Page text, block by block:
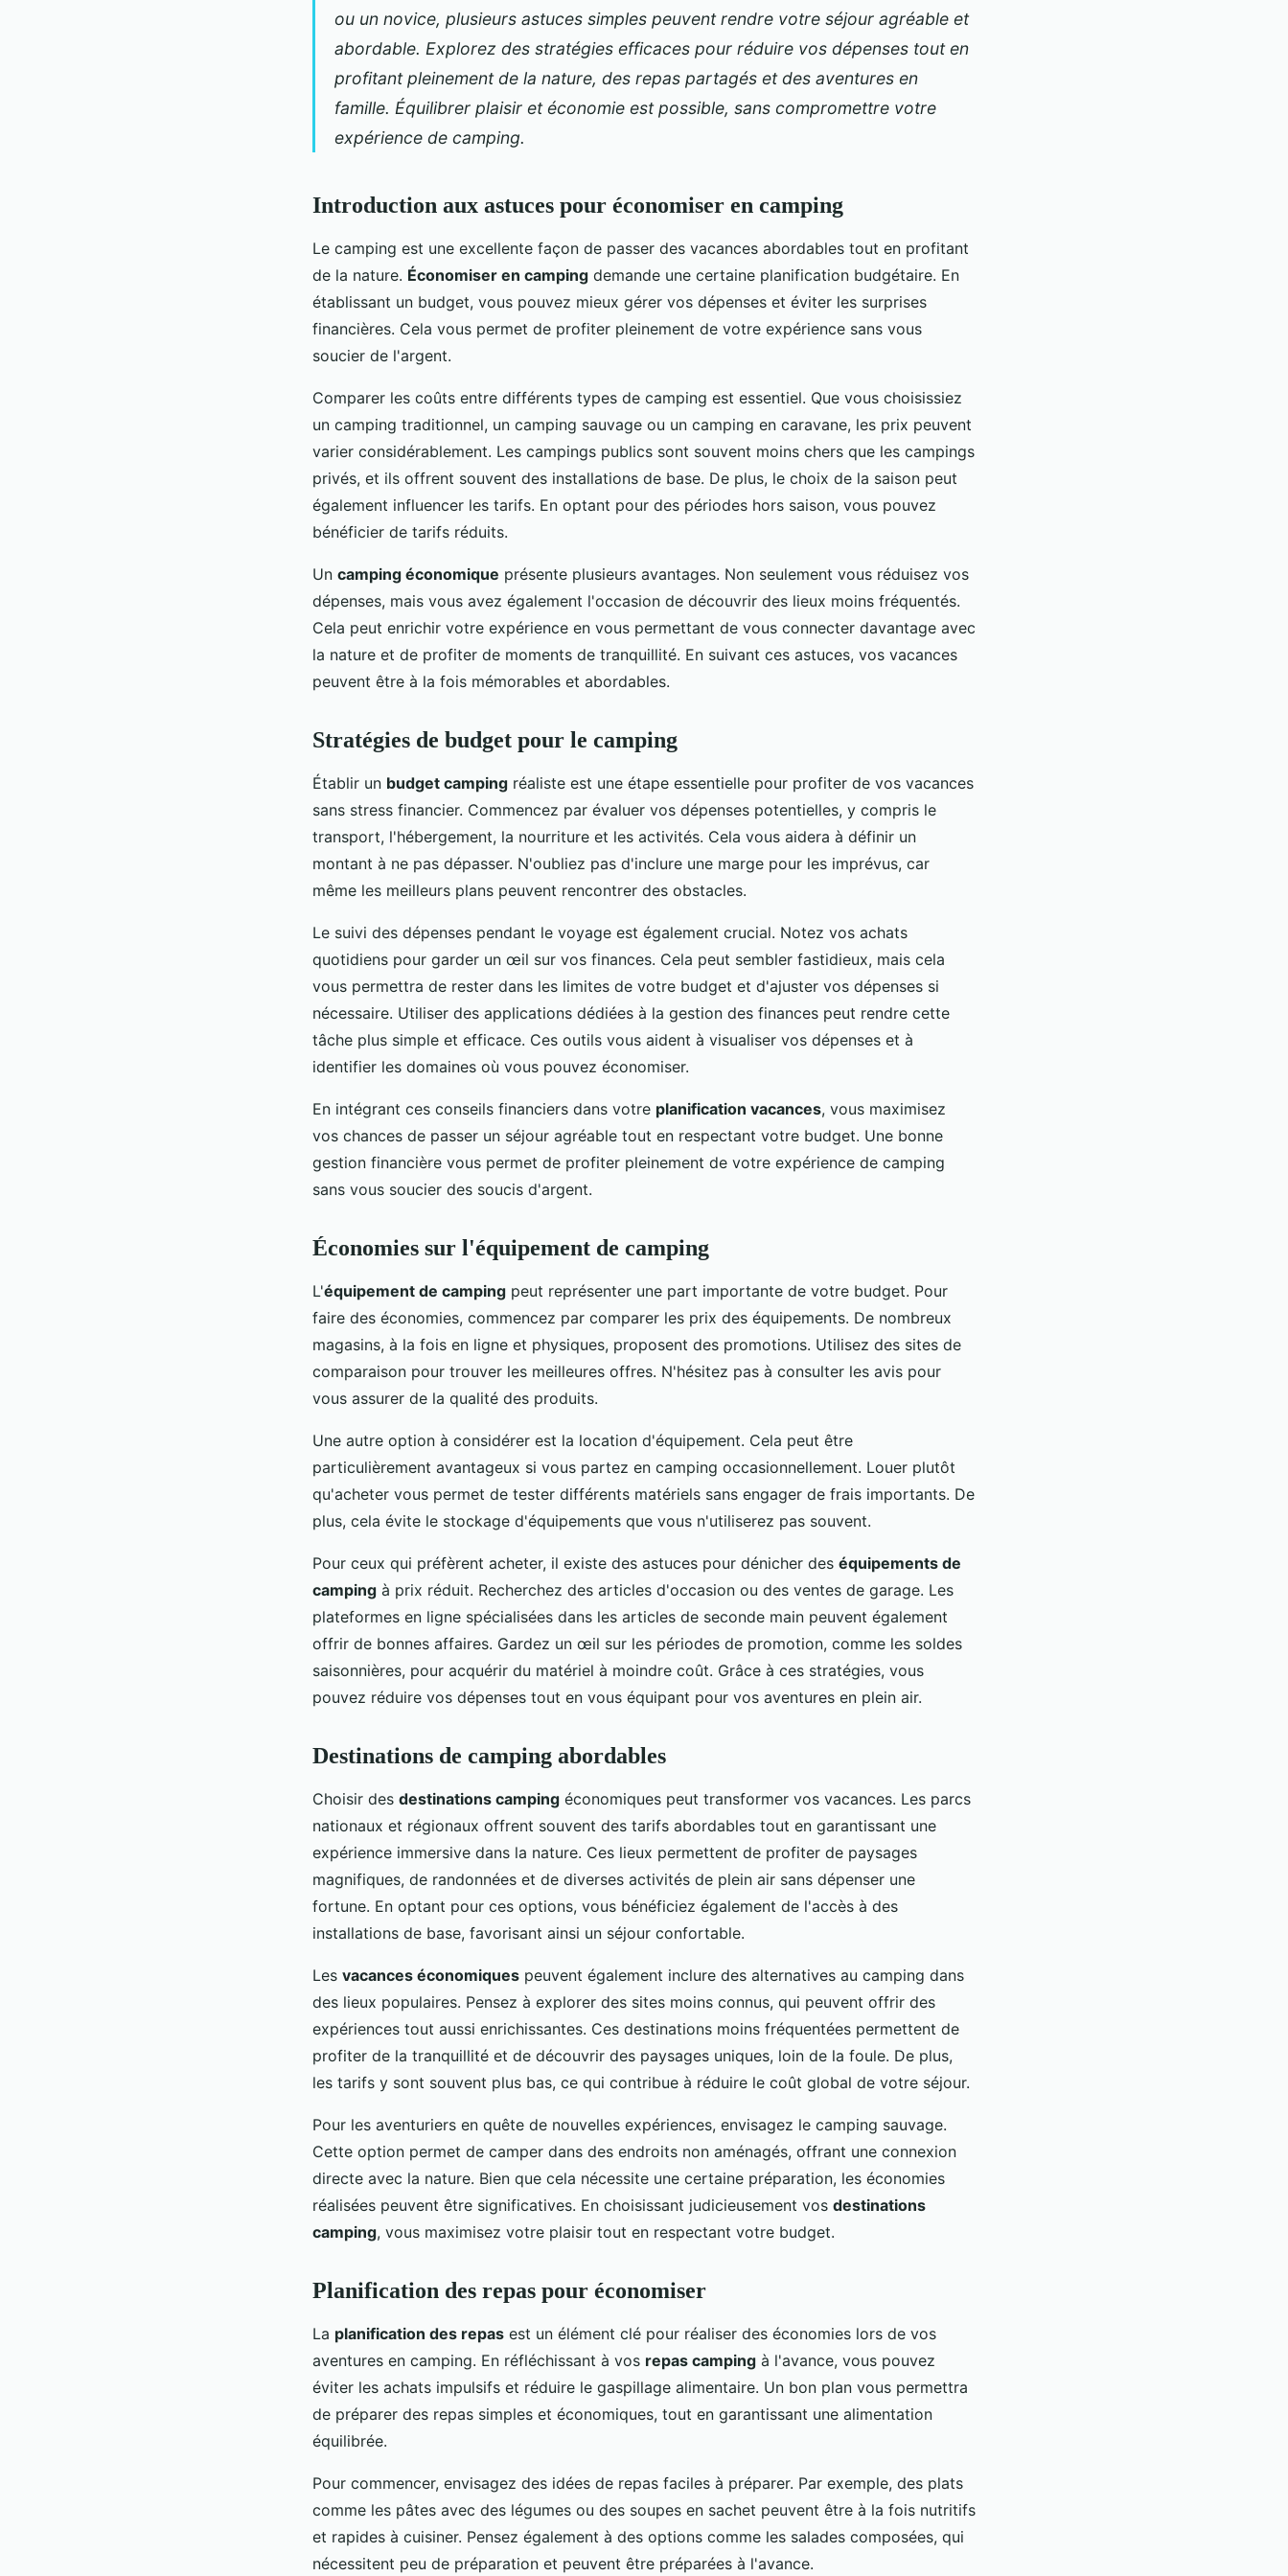
ou un novice, plusieurs astuces simples peuvent rendre votre séjour agréable et
abordable. Explorez des stratégies efficaces pour réduire vos dépenses tout en
profitant pleinement de la nature, des repas partagés et des aventures en
famille. Équilibrer plaisir et économie est possible, sans compromettre votre
expérience de camping.
Introduction aux astuces pour économiser en camping
Le camping est une excellente façon de passer des vacances abordables tout en profitant
de la nature. Économiser en camping demande une certaine planification budgétaire. En
établissant un budget, vous pouvez mieux gérer vos dépenses et éviter les surprises
financières. Cela vous permet de profiter pleinement de votre expérience sans vous
soucier de l'argent.
Comparer les coûts entre différents types de camping est essentiel. Que vous choisissiez
un camping traditionnel, un camping sauvage ou un camping en caravane, les prix peuvent
varier considérablement. Les campings publics sont souvent moins chers que les campings
privés, et ils offrent souvent des installations de base. De plus, le choix de la saison peut
également influencer les tarifs. En optant pour des périodes hors saison, vous pouvez
bénéficier de tarifs réduits.
Un camping économique présente plusieurs avantages. Non seulement vous réduisez vos
dépenses, mais vous avez également l'occasion de découvrir des lieux moins fréquentés.
Cela peut enrichir votre expérience en vous permettant de vous connecter davantage avec
la nature et de profiter de moments de tranquillité. En suivant ces astuces, vos vacances
peuvent être à la fois mémorables et abordables.
Stratégies de budget pour le camping
Établir un budget camping réaliste est une étape essentielle pour profiter de vos vacances
sans stress financier. Commencez par évaluer vos dépenses potentielles, y compris le
transport, l'hébergement, la nourriture et les activités. Cela vous aidera à définir un
montant à ne pas dépasser. N'oubliez pas d'inclure une marge pour les imprévus, car
même les meilleurs plans peuvent rencontrer des obstacles.
Le suivi des dépenses pendant le voyage est également crucial. Notez vos achats
quotidiens pour garder un œil sur vos finances. Cela peut sembler fastidieux, mais cela
vous permettra de rester dans les limites de votre budget et d'ajuster vos dépenses si
nécessaire. Utiliser des applications dédiées à la gestion des finances peut rendre cette
tâche plus simple et efficace. Ces outils vous aident à visualiser vos dépenses et à
identifier les domaines où vous pouvez économiser.
En intégrant ces conseils financiers dans votre planification vacances, vous maximisez
vos chances de passer un séjour agréable tout en respectant votre budget. Une bonne
gestion financière vous permet de profiter pleinement de votre expérience de camping
sans vous soucier des soucis d'argent.
Économies sur l'équipement de camping
L'équipement de camping peut représenter une part importante de votre budget. Pour
faire des économies, commencez par comparer les prix des équipements. De nombreux
magasins, à la fois en ligne et physiques, proposent des promotions. Utilisez des sites de
comparaison pour trouver les meilleures offres. N'hésitez pas à consulter les avis pour
vous assurer de la qualité des produits.
Une autre option à considérer est la location d'équipement. Cela peut être
particulièrement avantageux si vous partez en camping occasionnellement. Louer plutôt
qu'acheter vous permet de tester différents matériels sans engager de frais importants. De
plus, cela évite le stockage d'équipements que vous n'utiliserez pas souvent.
Pour ceux qui préfèrent acheter, il existe des astuces pour dénicher des équipements de
camping à prix réduit. Recherchez des articles d'occasion ou des ventes de garage. Les
plateformes en ligne spécialisées dans les articles de seconde main peuvent également
offrir de bonnes affaires. Gardez un œil sur les périodes de promotion, comme les soldes
saisonnières, pour acquérir du matériel à moindre coût. Grâce à ces stratégies, vous
pouvez réduire vos dépenses tout en vous équipant pour vos aventures en plein air.
Destinations de camping abordables
Choisir des destinations camping économiques peut transformer vos vacances. Les parcs
nationaux et régionaux offrent souvent des tarifs abordables tout en garantissant une
expérience immersive dans la nature. Ces lieux permettent de profiter de paysages
magnifiques, de randonnées et de diverses activités de plein air sans dépenser une
fortune. En optant pour ces options, vous bénéficiez également de l'accès à des
installations de base, favorisant ainsi un séjour confortable.
Les vacances économiques peuvent également inclure des alternatives au camping dans
des lieux populaires. Pensez à explorer des sites moins connus, qui peuvent offrir des
expériences tout aussi enrichissantes. Ces destinations moins fréquentées permettent de
profiter de la tranquillité et de découvrir des paysages uniques, loin de la foule. De plus,
les tarifs y sont souvent plus bas, ce qui contribue à réduire le coût global de votre séjour.
Pour les aventuriers en quête de nouvelles expériences, envisagez le camping sauvage.
Cette option permet de camper dans des endroits non aménagés, offrant une connexion
directe avec la nature. Bien que cela nécessite une certaine préparation, les économies
réalisées peuvent être significatives. En choisissant judicieusement vos destinations
camping, vous maximisez votre plaisir tout en respectant votre budget.
Planification des repas pour économiser
La planification des repas est un élément clé pour réaliser des économies lors de vos
aventures en camping. En réfléchissant à vos repas camping à l'avance, vous pouvez
éviter les achats impulsifs et réduire le gaspillage alimentaire. Un bon plan vous permettra
de préparer des repas simples et économiques, tout en garantissant une alimentation
équilibrée.
Pour commencer, envisagez des idées de repas faciles à préparer. Par exemple, des plats
comme les pâtes avec des légumes ou des soupes en sachet peuvent être à la fois nutritifs
et rapides à cuisiner. Pensez également à des options comme les salades composées, qui
nécessitent peu de préparation et peuvent être préparées à l'avance.